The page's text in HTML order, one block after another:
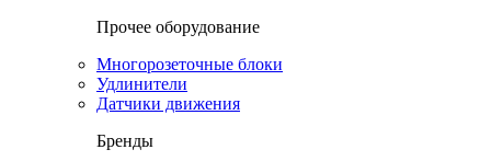
Прочее оборудование
Многорозеточные блоки
Удлинители
Датчики движения
Бренды